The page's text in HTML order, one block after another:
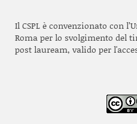
Il CSPL è convenzionato con
Roma per lo svolgimento del
post lauream, valido per